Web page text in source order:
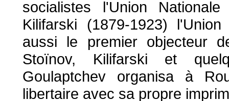
socialistes l'Union
Kilifarski (1879-1923)
aussi le premier objecteur
Stoïnov, Kilifarski et
Goulaptchev organisa à
libertaire avec sa propre